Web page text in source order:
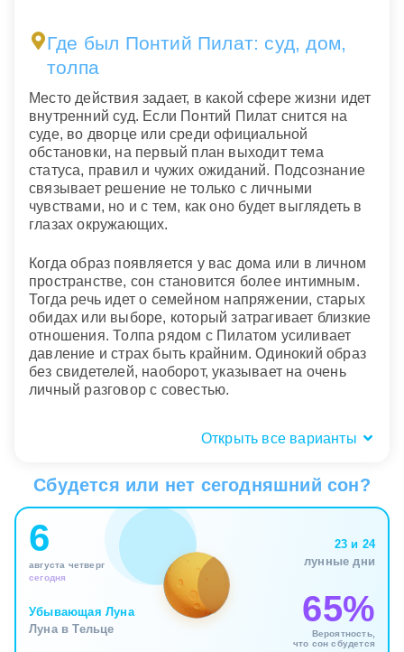
Где был Понтий Пилат: суд, дом,
толпа
Место действия задает, в какой сфере жизни идет
внутренний суд. Если Понтий Пилат снится на
суде, во дворце или среди официальной
обстановки, на первый план выходит тема
статуса, правил и чужих ожиданий. Подсознание
связывает решение не только с личными
чувствами, но и с тем, как оно будет выглядеть в
глазах окружающих.
Когда образ появляется у вас дома или в личном
пространстве, сон становится более интимным.
Тогда речь идет о семейном напряжении, старых
обидах или выборе, который затрагивает близкие
отношения. Толпа рядом с Пилатом усиливает
давление и страх быть крайним. Одинокий образ
без свидетелей, наоборот, указывает на очень
личный разговор с совестью.
Открыть все варианты
обвиняемый
Во сне о Понтии Пилате особенно важно, кем вы
себя ощущали рядом с ним. Если вы стояли
перед ним как обвиняемый или проситель, сон
касается уязвимости, страха оценки и
переживания, что ваше слово решает не все.
Подсознание может так показывать ситуацию, где
вы зависите от чужого вердикта сильнее, чем
Сбудется или нет сегодняшний сон?
6
августа четверг
сегодня
Убывающая Луна
Луна в Тельце
23 и 24
лунные дни
65%
Вероятность,
что сон сбудется